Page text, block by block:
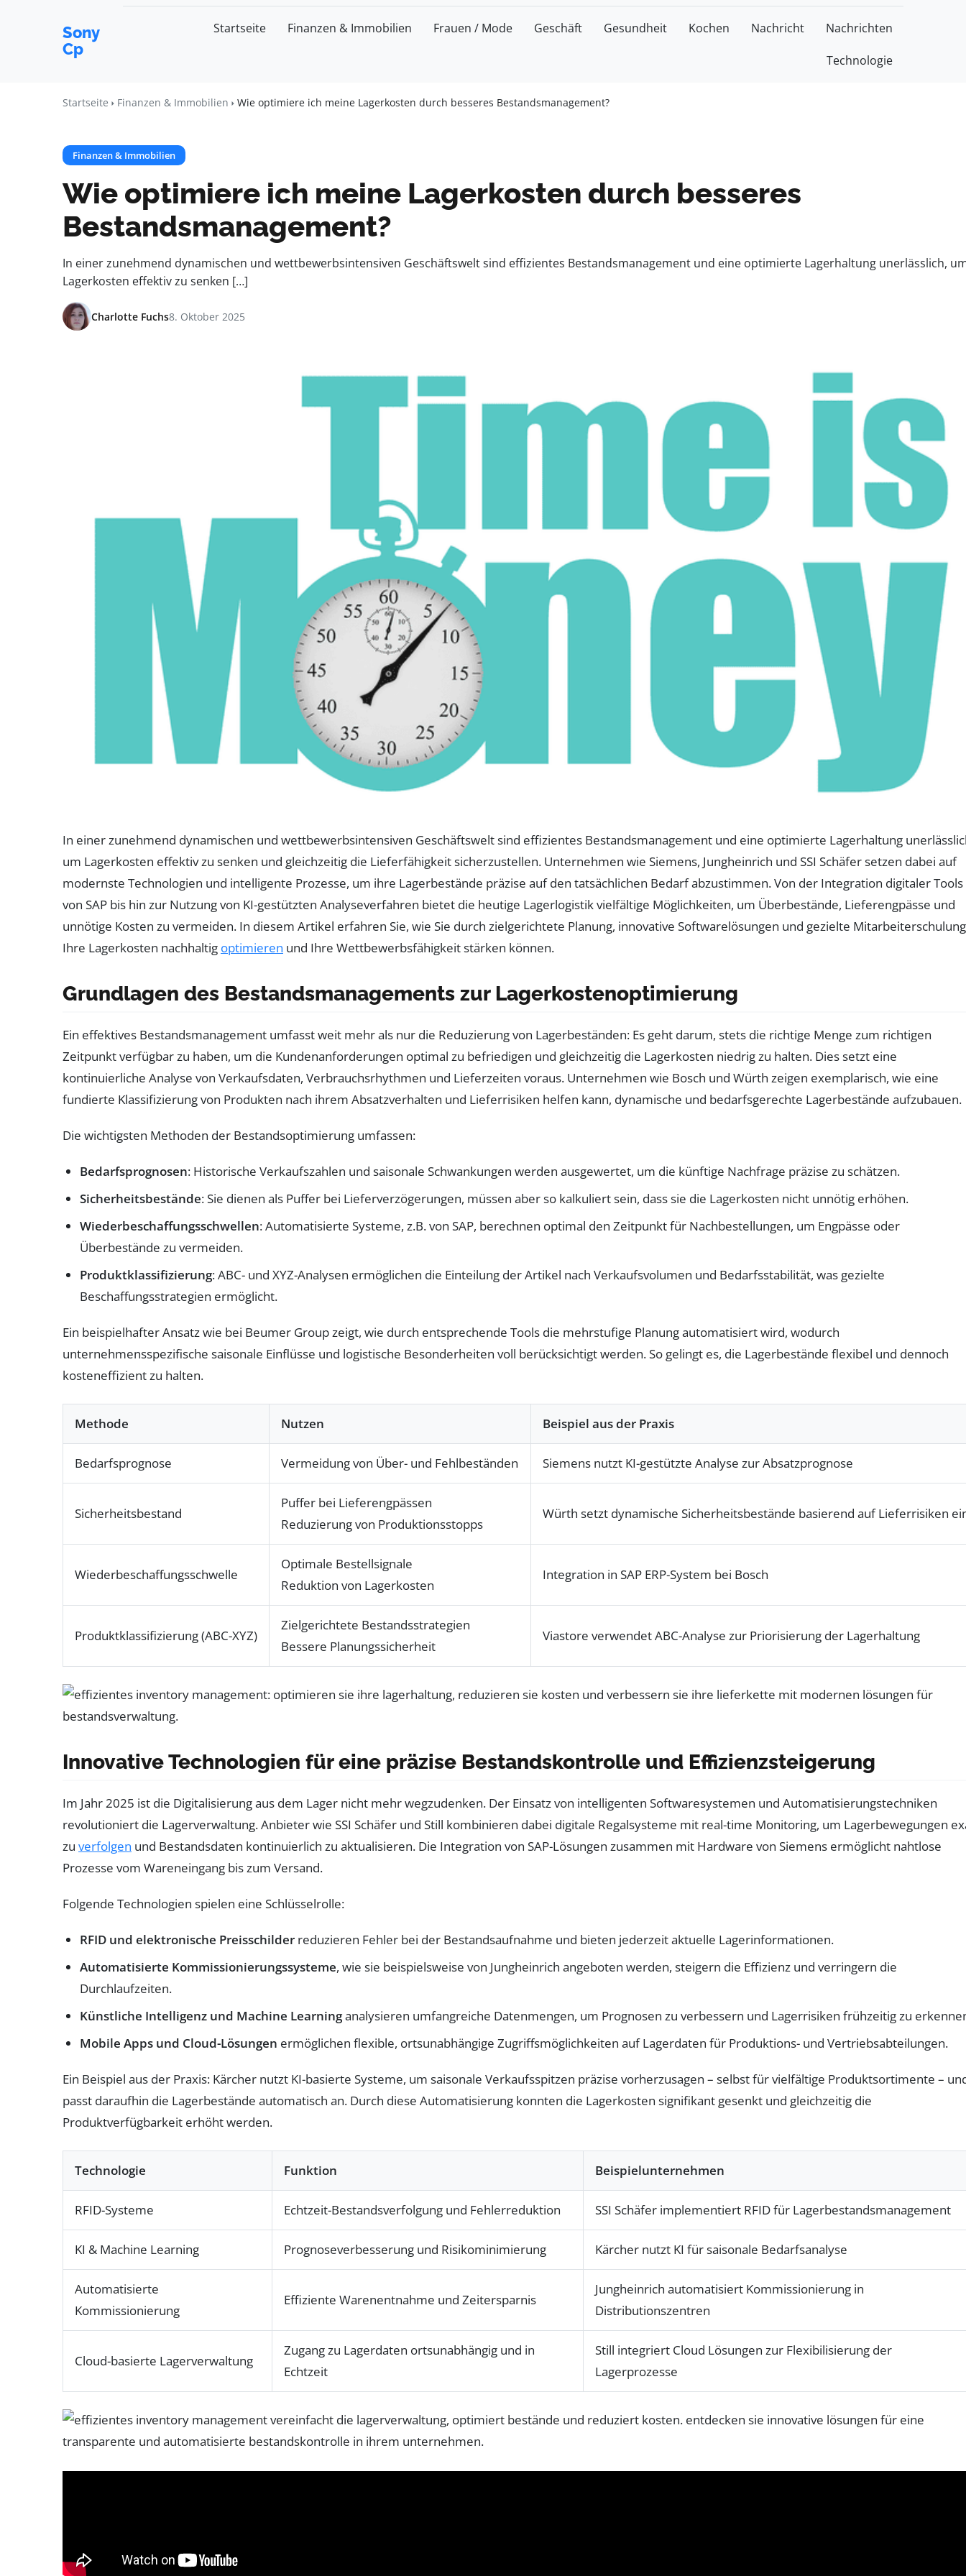
Sony
Cp
Startseite Finanzen & Immobilien Frauen / Mode Geschäft Gesundheit Kochen Nachricht Nachrichten
Technologie
Startseite Finanzen & Immobilien Wie optimiere ich meine Lagerkosten durch besseres Bestandsmanagement?
Finanzen & Immobilien
Wie optimiere ich meine Lagerkosten durch besseres
Bestandsmanagement?
In einer zunehmend dynamischen und wettbewerbsintensiven Geschäftswelt sind effizientes Bestandsmanagement und eine optimierte Lagerhaltung unerlässlich,
Lagerkosten effektiv zu senken […]
Charlotte Fuchs8. Oktober 2025
In einer zunehmend dynamischen und wettbewerbsintensiven Geschäftswelt sind effizientes Bestandsmanagement und eine optimierte Lagerhaltung
um Lagerkosten effektiv zu senken und gleichzeitig die Lieferfähigkeit sicherzustellen. Unternehmen wie Siemens, Jungheinrich und SSI Schäfer setzen dabei auf
modernste Technologien und intelligente Prozesse, um ihre Lagerbestände präzise auf den tatsächlichen Bedarf abzustimmen. Von der Integration digitaler Tools
von SAP bis hin zur Nutzung von KI-gestützten Analyseverfahren bietet die heutige Lagerlogistik vielfältige Möglichkeiten, um Überbestände, Lieferengpässe und
unnötige Kosten zu vermeiden. In diesem Artikel erfahren Sie, wie Sie durch zielgerichtete Planung, innovative Softwarelösungen und gezielte
Ihre Lagerkosten nachhaltig optimieren und Ihre Wettbewerbsfähigkeit stärken können.
Grundlagen des Bestandsmanagements zur Lagerkostenoptimierung
Ein effektives Bestandsmanagement umfasst weit mehr als nur die Reduzierung von Lagerbeständen: Es geht darum, stets die richtige Menge zum richtigen
Zeitpunkt verfügbar zu haben, um die Kundenanforderungen optimal zu befriedigen und gleichzeitig die Lagerkosten niedrig zu halten. Dies setzt eine
kontinuierliche Analyse von Verkaufsdaten, Verbrauchsrhythmen und Lieferzeiten voraus. Unternehmen wie Bosch und Würth zeigen exemplarisch, wie eine
fundierte Klassifizierung von Produkten nach ihrem Absatzverhalten und Lieferrisiken helfen kann, dynamische und bedarfsgerechte Lagerbestände aufzubauen.
Die wichtigsten Methoden der Bestandsoptimierung umfassen:
Bedarfsprognosen: Historische Verkaufszahlen und saisonale Schwankungen werden ausgewertet, um die künftige Nachfrage präzise zu schätzen.
Sicherheitsbestände: Sie dienen als Puffer bei Lieferverzögerungen, müssen aber so kalkuliert sein, dass sie die Lagerkosten nicht unnötig erhöhen.
Wiederbeschaffungsschwellen: Automatisierte Systeme, z.B. von SAP, berechnen optimal den Zeitpunkt für Nachbestellungen, um Engpässe oder
Überbestände zu vermeiden.
Produktklassifizierung: ABC- und XYZ-Analysen ermöglichen die Einteilung der Artikel nach Verkaufsvolumen und Bedarfsstabilität, was gezielte
Beschaffungsstrategien ermöglicht.
Ein beispielhafter Ansatz wie bei Beumer Group zeigt, wie durch entsprechende Tools die mehrstufige Planung automatisiert wird, wodurch
unternehmensspezifische saisonale Einflüsse und logistische Besonderheiten voll berücksichtigt werden. So gelingt es, die Lagerbestände flexibel und dennoch
kosteneffizient zu halten.
Methode Nutzen Beispiel aus der Praxis
Bedarfsprognose Vermeidung von Über- und Fehlbeständen Siemens nutzt KI-gestützte Analyse zur Absatzprognose
Sicherheitsbestand
Puffer bei Lieferengpässen
Reduzierung von Produktionsstopps
Würth setzt dynamische Sicherheitsbestände basierend auf Lieferrisiken
Wiederbeschaffungsschwelle
Optimale Bestellsignale
Reduktion von Lagerkosten
Integration in SAP ERP-System bei Bosch
Produktklassifizierung (ABC-XYZ)
Zielgerichtete Bestandsstrategien
Bessere Planungssicherheit
Viastore verwendet ABC-Analyse zur Priorisierung der Lagerhaltung
Innovative Technologien für eine präzise Bestandskontrolle und Effizienzsteigerung
Im Jahr 2025 ist die Digitalisierung aus dem Lager nicht mehr wegzudenken. Der Einsatz von intelligenten Softwaresystemen und Automatisierungstechniken
revolutioniert die Lagerverwaltung. Anbieter wie SSI Schäfer und Still kombinieren dabei digitale Regalsysteme mit real-time Monitoring, um Lagerbewegungen
zu verfolgen und Bestandsdaten kontinuierlich zu aktualisieren. Die Integration von SAP-Lösungen zusammen mit Hardware von Siemens ermöglicht nahtlose
Prozesse vom Wareneingang bis zum Versand.
Folgende Technologien spielen eine Schlüsselrolle:
RFID und elektronische Preisschilder reduzieren Fehler bei der Bestandsaufnahme und bieten jederzeit aktuelle Lagerinformationen.
Automatisierte Kommissionierungssysteme, wie sie beispielsweise von Jungheinrich angeboten werden, steigern die Effizienz und verringern die
Durchlaufzeiten.
Künstliche Intelligenz und Machine Learninganalysieren umfangreiche Datenmengen, um Prognosen zu verbessern und Lagerrisiken frühzeitig zu
Mobile Apps und Cloud-Lösungen ermöglichen flexible, ortsunabhängige Zugriffsmöglichkeiten auf Lagerdaten für Produktions- und Vertriebsabteilungen.
Ein Beispiel aus der Praxis: Kärcher nutzt KI-basierte Systeme, um saisonale Verkaufsspitzen präzise vorherzusagen – selbst für vielfältige Produktsortimente –
passt daraufhin die Lagerbestände automatisch an. Durch diese Automatisierung konnten die Lagerkosten signifikant gesenkt und gleichzeitig die
Produktverfügbarkeit erhöht werden.
Technologie Funktion Beispielunternehmen
RFID-Systeme Echtzeit-Bestandsverfolgung und Fehlerreduktion SSI Schäfer implementiert RFID für Lagerbestandsmanagement
KI & Machine Learning Prognoseverbesserung und Risikominimierung Kärcher nutzt KI für saisonale Bedarfsanalyse
Automatisierte
Kommissionierung
Effiziente Warenentnahme und Zeitersparnis
Jungheinrich automatisiert Kommissionierung in
Distributionszentren
Cloud-basierte Lagerverwaltung
Zugang zu Lagerdaten ortsunabhängig und in
Echtzeit
Still integriert Cloud Lösungen zur Flexibilisierung der
Lagerprozesse